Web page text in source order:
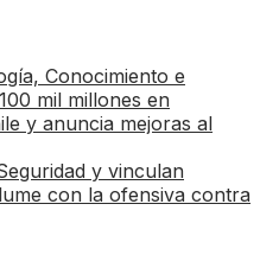
Conocimiento e
mil millones en
y anuncia mejoras al
y vinculan
con la ofensiva contra